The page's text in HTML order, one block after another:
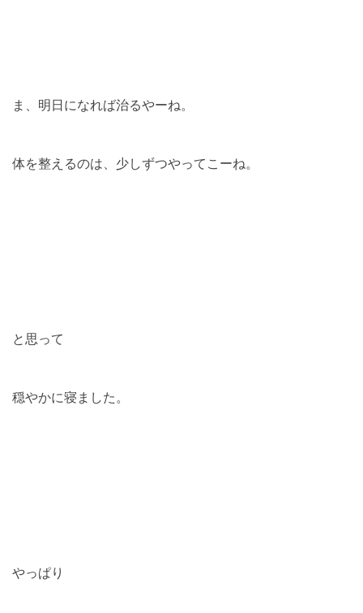
ま、明日になれば治るやーね。
体を整えるのは、少しずつやってこーね。
と思って
穏やかに寝ました。
やっぱり